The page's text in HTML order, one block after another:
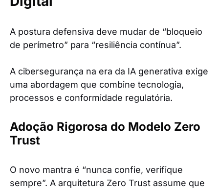
A postura defensiva deve mudar de “bloqueio
de perímetro” para “resiliência contínua”.
A cibersegurança na era da IA generativa exige
uma abordagem que combine tecnologia,
processos e conformidade regulatória.
Adoção Rigorosa do Modelo Zero
Trust
O novo mantra é “nunca confie, verifique
sempre”. A arquitetura Zero Trust assume que